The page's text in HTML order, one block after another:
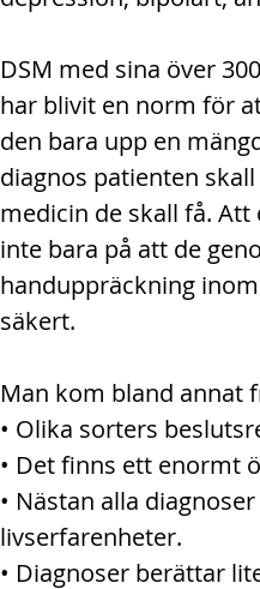
DSM med sina över
har blivit en norm för
den bara upp en
diagnos patienten
medicin de skall få.
inte bara på att de
handuppräckning
säkert.
Man kom bland annat
• Olika sorters
• Det finns ett enormt
• Nästan alla
livserfarenheter.
• Diagnoser berättar